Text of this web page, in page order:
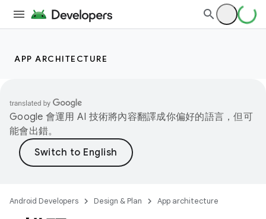
APP ARCHITECTURE
Google 會運用 AI 技術將內容翻譯成你偏好的語言，但可
能會出錯。
Android Developers Design & Plan App architecture